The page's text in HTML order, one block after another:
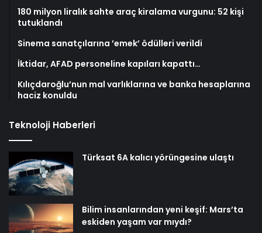
180 milyon liralık sahte araç kiralama vurgunu: 52 kişi
tutuklandı
Sinema sanatçılarına ’emek’ ödülleri verildi
İktidar, AFAD personeline kapıları kapattı…
Kılıçdaroğlu’nun mal varlıklarına ve banka hesaplarına
haciz konuldu
Teknoloji Haberleri
Türksat 6A kalıcı yörüngesine ulaştı
Bilim insanlarından yeni keşif: Mars’ta
eskiden yaşam var mıydı?